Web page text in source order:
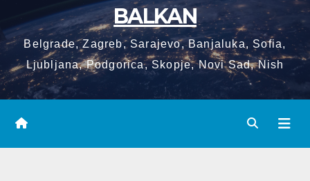
BALKAN
Belgrade, Zagreb, Sarajevo, Banjaluka, Sofia,
Ljubljana, Podgorica, Skopje, Novi Sad, Nish